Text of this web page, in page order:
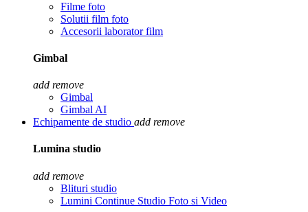
Filme foto
Solutii film foto
Accesorii laborator film
Gimbal
add remove
Gimbal
Gimbal AI
Echipamente de studio add remove
Lumina studio
add remove
Blituri studio
Lumini Continue Studio Foto si Video